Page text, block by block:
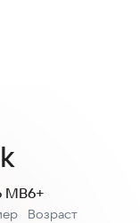
MB
Возраст
6+